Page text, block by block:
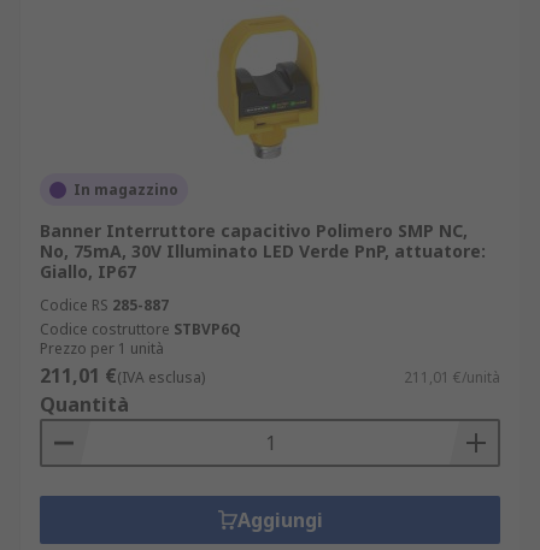
In magazzino
Banner Interruttore capacitivo Polimero SMP NC,
No, 75mA, 30V Illuminato LED Verde PnP, attuatore:
Giallo, IP67
Codice RS 285-887
Codice costruttore STBVP6Q
Prezzo per 1 unità
211,01 €(IVA esclusa) 211,01 €/unità
Quantità
Aggiungi